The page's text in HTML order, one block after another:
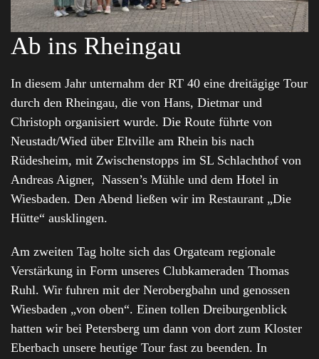
Ab ins Rheingau
In diesem Jahr unternahm der RT 40 eine dreitägige Tour
durch den Rheingau, die von Hans, Dietmar und
Christoph organisiert wurde. Die Route führte von
Neustadt/Wied über Eltville am Rhein bis nach
Rüdesheim, mit Zwischenstopps im SL Schlachthof von
Andreas Aigner, Nassen’s Mühle und dem Hotel in
Wiesbaden. Den Abend ließen wir im Restaurant „Die
Hütte“ ausklingen.
Am zweiten Tag holte sich das Orgateam regionale
Verstärkung in Form unseres Clubkameraden Thomas
Ruhl. Wir fuhren mit der Nerobergbahn und genossen
Wiesbaden „von oben“. Einen tollen Dreiburgenblick
hatten wir bei Petersberg um dann von dort zum Kloster
Eberbach unsere heutige Tour fast zu beenden. In